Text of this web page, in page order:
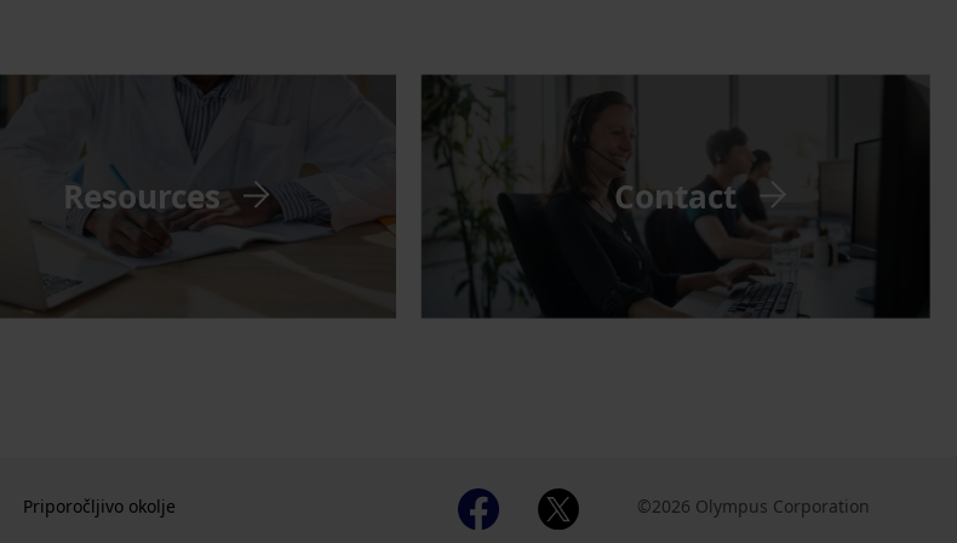
Resources Contact
Priporočljivo okolje
©2026 Olympus Corporation